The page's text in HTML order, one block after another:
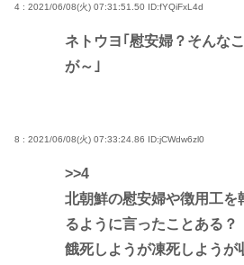
4 : 2021/06/08(火) 07:31:51.50 ID:fYQiFxL4d
ネトウヨ｢慰安婦？そんな
が～｣
8 : 2021/06/08(火) 07:33:24.86 ID:jCWdw6zl0
>>4
北朝鮮の慰安婦や徴用工を
るように言ったことある？
餓死しようが凍死しようが